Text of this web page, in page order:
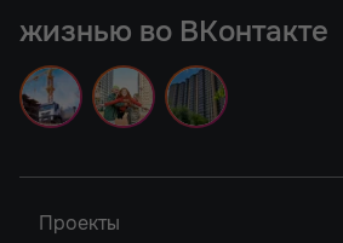
жизнью во ВКонтакте
Проекты